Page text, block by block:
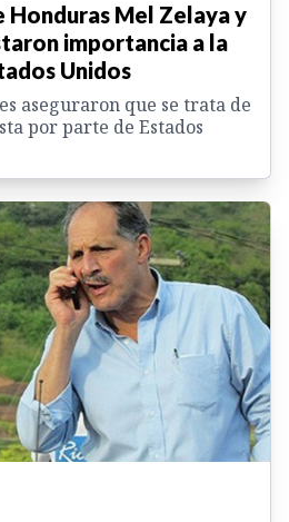
Honduras Mel Zelaya y
importancia a la
Unidos
aseguraron que se trata de
por parte de Estados